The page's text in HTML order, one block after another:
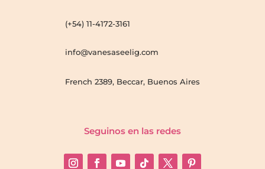
(+54) 11-4172-3161
info@vanesaseelig.com
French 2389, Beccar, Buenos Aires
Seguinos en las redes